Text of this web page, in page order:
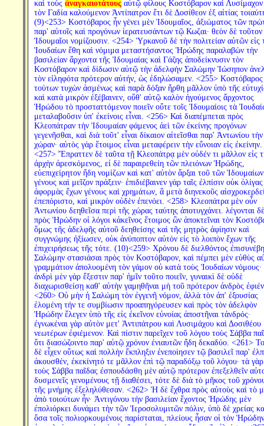
καὶ τοὺς ἀναγκαιοτάτουςαὐτῷ φίλους Κοστόβαρον καὶ Λυσίμαχον
τὸν Γαδία καλούμενον Ἀντίπατρον ἔτι δὲ Δοσίθεον ἐξ αἰτίας
(9)<253> Κοστόβαρος ἦν γένει μὲν Ἰδουμαῖος, ἀξιώματος τῶν
παρ' αὐτοῖς καὶ προγόνων ἱερατευσάντων τῷ Κωζαι· θεὸν δὲ τοῦτον
Ἰδουμαῖοι νομίζουσιν. <254> Ὑρκανοῦ δὲ τὴν πολιτείαν αὐτῶν εἰς
Ἰουδαίων ἔθη καὶ νόμιμα μεταστήσαντος Ἡρώδης παραλαβὼν τὴν
βασιλείαν ἄρχοντα τῆς Ἰδουμαίας καὶ Γάζης ἀποδείκνυσιν τὸν
Κοστόβαρον καὶ δίδωσιν αὐτῷ τὴν ἀδελφὴν Σαλώμην Ἰώσηπον
τὸν εἰληφότα πρότερον αὐτήν, ὡς ἐδηλώσαμεν. <255> Κοστόβαρος
τούτων τυχὼν ἀσμένως καὶ παρὰ δόξαν ἤρθη μᾶλλον ὑπὸ τῆς
καὶ κατὰ μικρὸν ἐξέβαινεν, οὔθ' αὑτῷ καλὸν ἡγούμενος ἄρχοντος
Ἡρώδου τὸ προσταττόμενον ποιεῖν οὔτε τοῖς Ἰδουμαίοις τὰ
μεταλαβοῦσιν ὑπ' ἐκείνοις εἶναι. <256> Καὶ διαπέμπεται πρὸς
Κλεοπάτραν τὴν Ἰδουμαίαν φάμενος ἀεὶ τῶν ἐκείνης προγόνων
γεγενῆσθαι, καὶ διὰ τοῦτ' εἶναι δίκαιον αἰτεῖσθαι παρ' Ἀντωνίου τὴν
χώραν· αὐτὸς γὰρ ἕτοιμος εἶναι μεταφέρειν τὴν εὔνοιαν εἰς ἐκείνην.
<257> Ἔπραττεν δὲ ταῦτα τῇ Κλεοπάτρᾳ μὲν οὐδέν τι μᾶλλον εἰς
ἀρχὴν ἀρεσκόμενος, εἰ δὲ παραιρεθείη τῶν πλειόνων Ἡρώδης,
εὐεπιχείρητον ἤδη νομίζων καὶ κατ' αὐτὸν ἄρξαι τοῦ τῶν Ἰδουμαίων
γένους καὶ μεῖζον πράξειν· ἐπιδιέβαινεν γὰρ ταῖς ἐλπίσιν οὐκ ὀλίγας
ἀφορμὰς ἔχων γένους καὶ χρημάτων, ἃ μετὰ διηνεκοῦς
ἐπεπόριστο, καὶ μικρὸν οὐδὲν ἐπενόει. <258> Κλεοπάτρα μὲν οὖν
Ἀντωνίου δεηθεῖσα περὶ τῆς χώρας ταύτης ἀποτυγχάνει. λέγονται δὲ
πρὸς Ἡρώδην οἱ λόγοι κἀκεῖνος ἕτοιμος ὢν ἀποκτεῖναι τὸν
ὅμως τῆς ἀδελφῆς αὐτοῦ δεηθείσης καὶ τῆς μητρὸς ἀφίησιν καὶ
συγγνώμης ἠξίωσεν, οὐκ ἀνύποπτον αὐτὸν εἰς τὸ λοιπὸν ἔχων τῆς
ἐπιχειρήσεως τῆς τότε. (10)<259> Χρόνου δὲ διελθόντος
Σαλώμην στασιάσαι πρὸς τὸν Κοστόβαρον, καὶ πέμπει μὲν εὐθὺς
γραμμάτιον ἀπολυομένη τὸν γάμον οὐ κατὰ τοὺς Ἰουδαίων νόμους·
ἀνδρὶ μὲν γὰρ ἔξεστιν παρ' ἡμῖν τοῦτο ποιεῖν, γυναικὶ δὲ οὐδὲ
διαχωρισθείσῃ καθ' αὑτὴν γαμηθῆναι μὴ τοῦ πρότερον ἀνδρὸς
<260> Οὐ μὴν ἡ Σαλώμη τὸν ἐγγενῆ νόμον, ἀλλὰ τὸν ἀπ' ἐξουσίας
ἑλομένη τήν τε συμβίωσιν προαπηγόρευσεν καὶ πρὸς τὸν ἀδελφὸν
Ἡρώδην ἔλεγεν ὑπὸ τῆς εἰς ἐκεῖνον εὐνοίας ἀποστῆναι τἀνδρός·
ἐγνωκέναι γὰρ αὐτὸν μετ' Ἀντιπάτρου καὶ Λυσιμάχου καὶ Δοσιθέου
νεωτέρων ἐφιέμενον. Καὶ πίστιν παρεῖχεν τοῦ λόγου τοὺς Σάββα
ὅτι διασώζοιντο παρ' αὐτῷ χρόνον ἐνιαυτῶν ἤδη δεκαδύο. <261>
δὲ εἶχεν οὕτως καὶ πολλὴν ἔκπληξιν ἐνεποίησεν τῷ βασιλεῖ παρ'
ἀκουσθέν, ἐκεκίνητό τε μᾶλλον ἐπὶ τῷ παραδόξῳ τοῦ λόγου· τὰ γὰρ
τοὺς Σάββα παῖδας ἐσπουδάσθη μὲν αὐτῷ πρότερον ἐπεξελθεῖν
δυσμενεῖς γενομένους τῇ διαθέσει, τότε δὲ διὰ τὸ μῆκος τοῦ
τῆς μνήμης ἐξεληλύθεσαν. <262> Ἡ δὲ ἔχθρα πρὸς αὐτοὺς καὶ τὸ
ἀπὸ τοιούτων ἦν· Ἀντιγόνου τὴν βασιλείαν ἔχοντος Ἡρώδης μὲν
ἐπολιόρκει δυνάμει τὴν τῶν Ἱεροσολυμιτῶν πόλιν, ὑπὸ δὲ χρείας
ὅσα τοῖς πολιορκουμένοις παρίσταται, πλείους ἦσαν οἱ τὸν Ἡρώδην